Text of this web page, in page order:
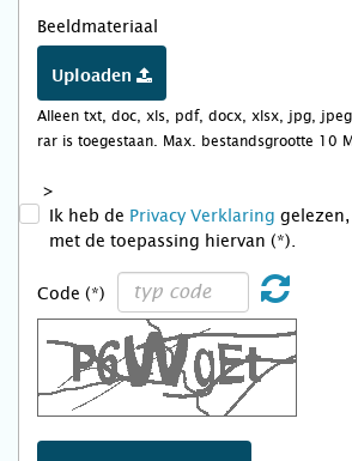
Beeldmateriaal
Uploaden
Alleen txt, doc, xls, pdf, docx, xlsx, jpg,
rar is toegestaan. Max. bestandsgrootte 10
>
Ik heb de Privacy Verklaring
met de toepassing hiervan (*).
Code (*)